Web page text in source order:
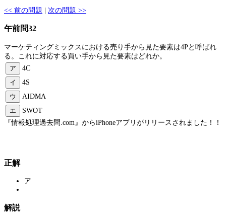
<< 前の問題 次の問題 >>
午前問32
マーケティングミックスにおける売り手から見た要素は4Pと呼ばれ
る。これに対応する買い手から見た要素はどれか。
ア
4C
イ
4S
ウ
AIDMA
エ
SWOT
『情報処理過去問.com』からiPhoneアプリがリリースされました！！
正解
ア
解説